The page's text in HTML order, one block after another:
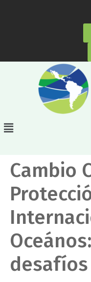
Cambio
desafíos